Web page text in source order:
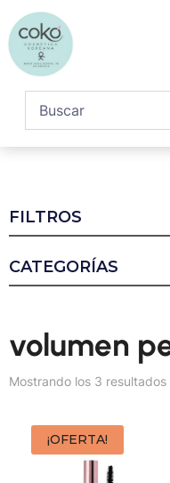
FILTROS
CATEGORÍAS
volumen
Mostrando los 3 resultados
¡OFERTA!